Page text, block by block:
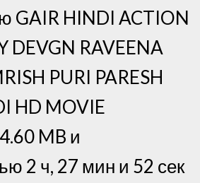
GAIR HINDI ACTION
DEVGN RAVEENA
PURI PARESH
HD MOVIE
MB и
2 ч, 27 мин и 52 сек